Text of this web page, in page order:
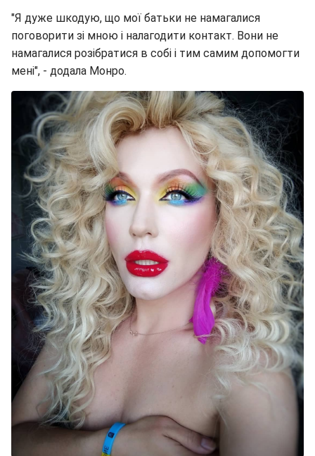
"Я дуже шкодую, що мої батьки не намагалися
поговорити зі мною і налагодити контакт. Вони не
намагалися розібратися в собі і тим самим допомогти
мені", - додала Монро.